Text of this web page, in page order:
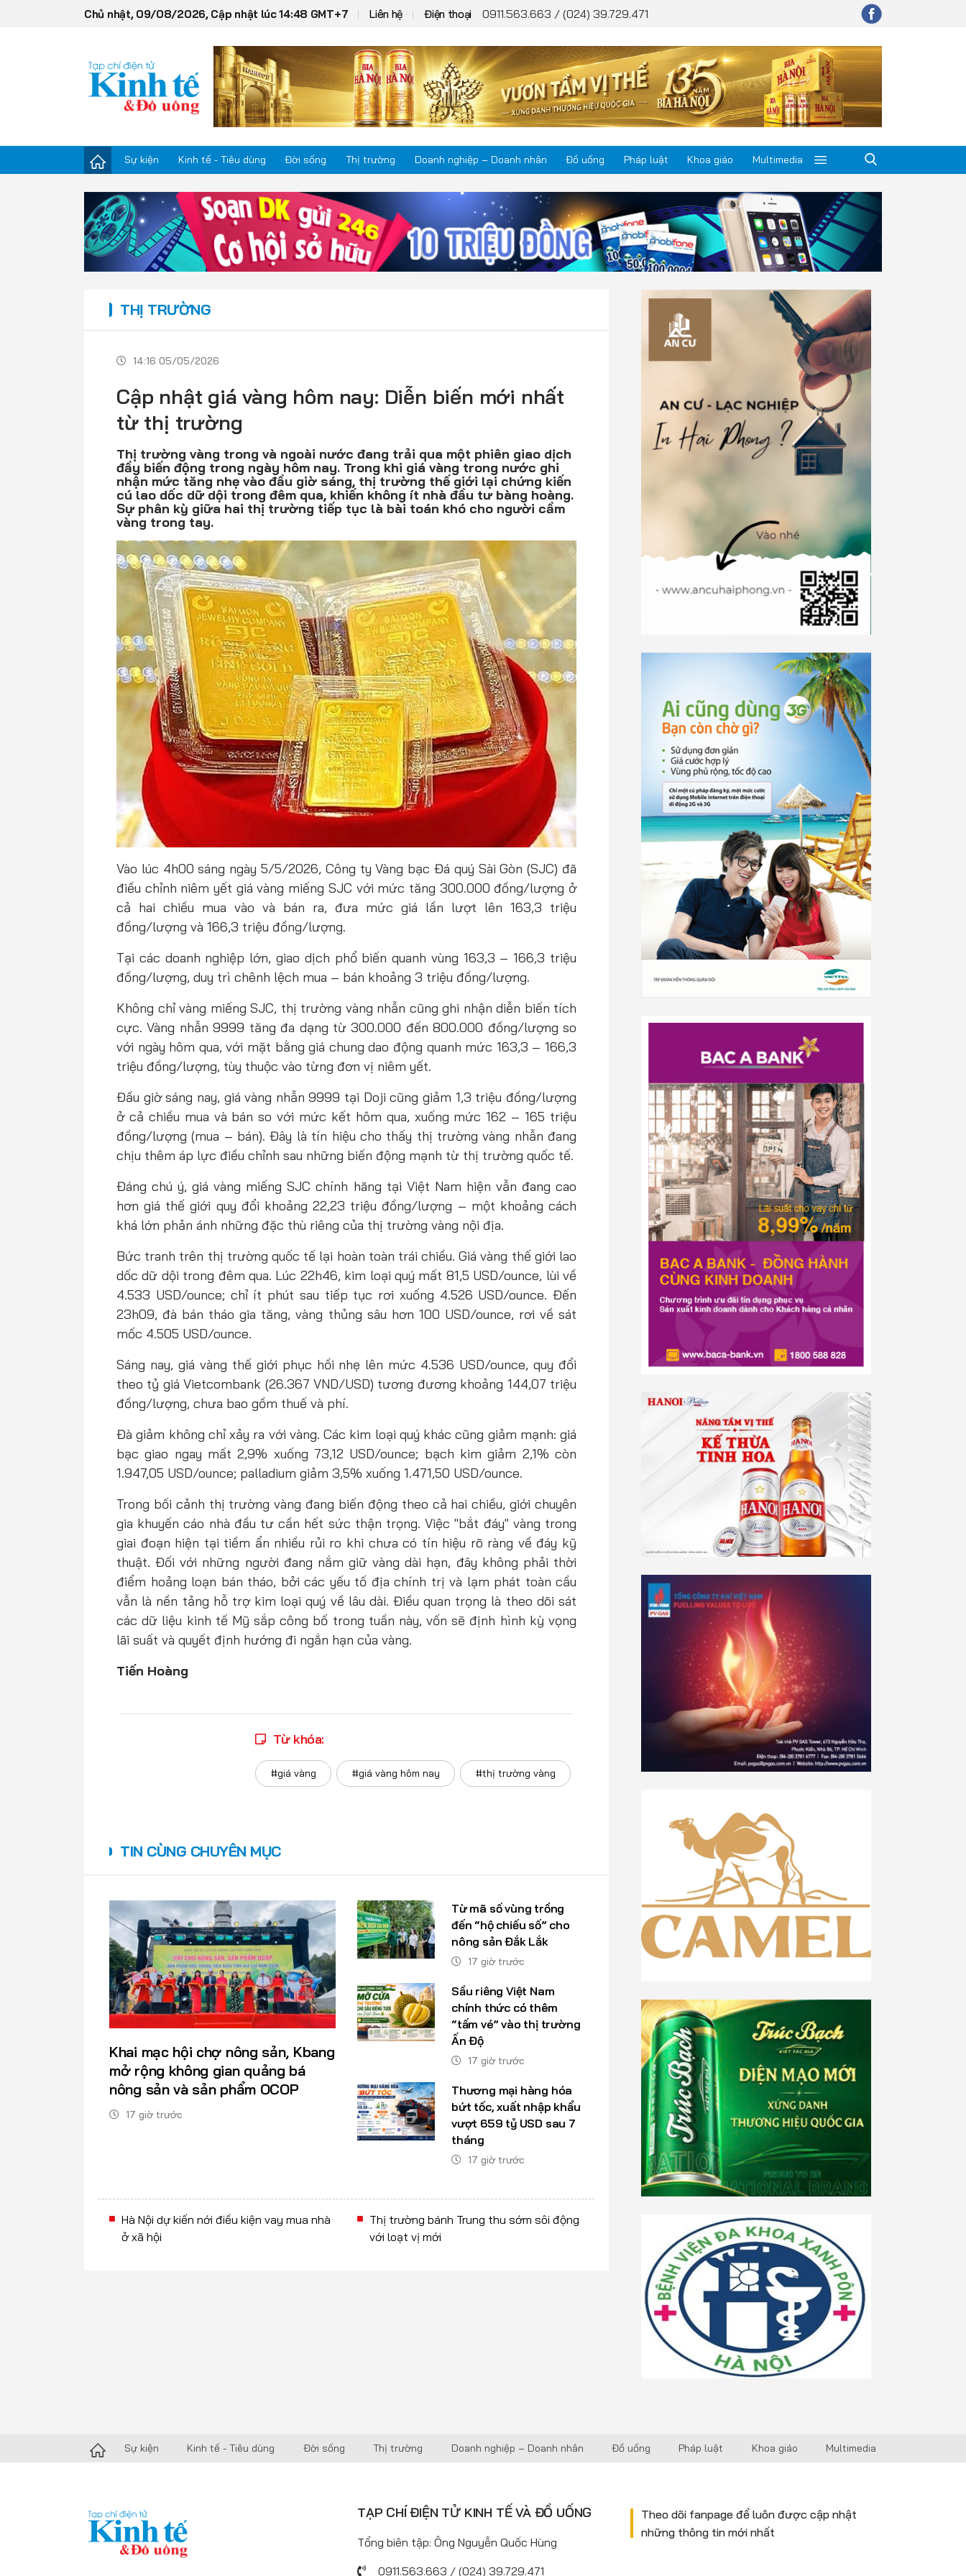
Chủ nhật, 09/08/2026, Cập nhật lúc 14:48 GMT+7 Liên hệ Điện thoại 0911.563.663 / (024) 39.729.471
Sự kiện Kinh tế - Tiêu dùng Đời sống Thị trường Doanh nghiệp – Doanh nhân Đồ uống Pháp luật Khoa giáo Multimedia
Kinh tế - Tiêu dùng
Đời sống
Doanh nghiệp – Doanh nhân
Đồ uống
Khoa giáo
Multimedia
THỊ TRƯỜNG
14:16 05/05/2026
Cập nhật giá vàng hôm nay: Diễn biến mới nhất
từ thị trường
Thị trường vàng trong và ngoài nước đang trải qua một phiên giao dịch
đầy biến động trong ngày hôm nay. Trong khi giá vàng trong nước ghi
nhận mức tăng nhẹ vào đầu giờ sáng, thị trường thế giới lại chứng kiến
cú lao dốc dữ dội trong đêm qua, khiến không ít nhà đầu tư bàng hoàng.
Sự phân kỳ giữa hai thị trường tiếp tục là bài toán khó cho người cầm
vàng trong tay.
Vào lúc 4h00 sáng ngày 5/5/2026, Công ty Vàng bạc Đá quý Sài Gòn (SJC) đã
điều chỉnh niêm yết giá vàng miếng SJC với mức tăng 300.000 đồng/lượng ở
cả hai chiều mua vào và bán ra, đưa mức giá lần lượt lên 163,3 triệu
đồng/lượng và 166,3 triệu đồng/lượng.
Tại các doanh nghiệp lớn, giao dịch phổ biến quanh vùng 163,3 – 166,3 triệu
đồng/lượng, duy trì chênh lệch mua – bán khoảng 3 triệu đồng/lượng.
Không chỉ vàng miếng SJC, thị trường vàng nhẫn cũng ghi nhận diễn biến tích
cực. Vàng nhẫn 9999 tăng đa dạng từ 300.000 đến 800.000 đồng/lượng so
với ngày hôm qua, với mặt bằng giá chung dao động quanh mức 163,3 – 166,3
triệu đồng/lượng, tùy thuộc vào từng đơn vị niêm yết.
Đầu giờ sáng nay, giá vàng nhẫn 9999 tại Doji cũng giảm 1,3 triệu đồng/lượng
ở cả chiều mua và bán so với mức kết hôm qua, xuống mức 162 – 165 triệu
đồng/lượng (mua – bán). Đây là tín hiệu cho thấy thị trường vàng nhẫn đang
chịu thêm áp lực điều chỉnh sau những biến động mạnh từ thị trường quốc tế.
Đáng chú ý, giá vàng miếng SJC chính hãng tại Việt Nam hiện vẫn đang cao
hơn giá thế giới quy đổi khoảng 22,23 triệu đồng/lượng – một khoảng cách
khá lớn phản ánh những đặc thù riêng của thị trường vàng nội địa.
Bức tranh trên thị trường quốc tế lại hoàn toàn trái chiều. Giá vàng thế giới lao
dốc dữ dội trong đêm qua. Lúc 22h46, kim loại quý mất 81,5 USD/ounce, lùi về
4.533 USD/ounce; chỉ ít phút sau tiếp tục rơi xuống 4.526 USD/ounce. Đến
23h09, đà bán tháo gia tăng, vàng thủng sâu hơn 100 USD/ounce, rơi về sát
mốc 4.505 USD/ounce.
Sáng nay, giá vàng thế giới phục hồi nhẹ lên mức 4.536 USD/ounce, quy đổi
theo tỷ giá Vietcombank (26.367 VND/USD) tương đương khoảng 144,07 triệu
đồng/lượng, chưa bao gồm thuế và phí.
Đà giảm không chỉ xảy ra với vàng. Các kim loại quý khác cũng giảm mạnh: giá
bạc giao ngay mất 2,9% xuống 73,12 USD/ounce; bạch kim giảm 2,1% còn
1.947,05 USD/ounce; palladium giảm 3,5% xuống 1.471,50 USD/ounce.
Trong bối cảnh thị trường vàng đang biến động theo cả hai chiều, giới chuyên
gia khuyến cáo nhà đầu tư cần hết sức thận trọng. Việc "bắt đáy" vàng trong
giai đoạn hiện tại tiềm ẩn nhiều rủi ro khi chưa có tín hiệu rõ ràng về đáy kỹ
thuật. Đối với những người đang nắm giữ vàng dài hạn, đây không phải thời
điểm hoảng loạn bán tháo, bởi các yếu tố địa chính trị và lạm phát toàn cầu
vẫn là nền tảng hỗ trợ kim loại quý về lâu dài. Điều quan trọng là theo dõi sát
các dữ liệu kinh tế Mỹ sắp công bố trong tuần này, vốn sẽ định hình kỳ vọng
lãi suất và quyết định hướng đi ngắn hạn của vàng.
Tiến Hoàng
Từ khóa:
#giá vàng #giá vàng hôm nay #thị trường vàng
TIN CÙNG CHUYÊN MỤC
Khai mạc hội chợ nông sản, Kbang
mở rộng không gian quảng bá
nông sản và sản phẩm OCOP
17 giờ trước
Từ mã số vùng trồng
đến “hộ chiếu số” cho
nông sản Đắk Lắk
17 giờ trước
Sầu riêng Việt Nam
chính thức có thêm
“tấm vé” vào thị trường
Ấn Độ
17 giờ trước
Thương mại hàng hóa
bứt tốc, xuất nhập khẩu
vượt 659 tỷ USD sau 7
tháng
17 giờ trước
Hà Nội dự kiến nới điều kiện vay mua nhà
ở xã hội
Thị trường bánh Trung thu sớm sôi động
với loạt vị mới
Sự kiện Kinh tế - Tiêu dùng Đời sống Thị trường Doanh nghiệp – Doanh nhân Đồ uống Pháp luật Khoa giáo Multimedia
TẠP CHÍ ĐIỆN TỬ KINH TẾ VÀ ĐỒ UỐNG
Tổng biên tập: Ông Nguyễn Quốc Hùng
0911.563.663 / (024) 39.729.471
Theo dõi fanpage để luôn được cập nhật
những thông tin mới nhất